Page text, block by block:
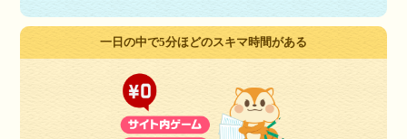
一日の中で5分ほどのスキマ時間がある